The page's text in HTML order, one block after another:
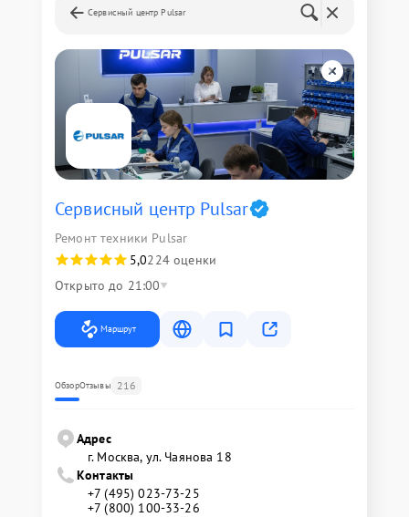
Сервисный центр Pulsar
Сервисный центр Pulsar
Ремонт техники Pulsar
5,0224 оценки
Открыто до 21:00
Маршрут
ОбзорОтзывы 216
Адрес
г. Москва, ул. Чаянова 18
Контакты
+7 (495) 023-73-25
+7 (800) 100-33-26